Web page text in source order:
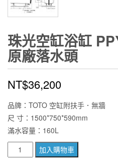
珠光空缸浴缸
原廠落水頭
NT$36,200
品牌：TOTO 空缸附扶手．無牆
尺 寸：1500*750*590mm
滿水容量：160L
光
加入購物車